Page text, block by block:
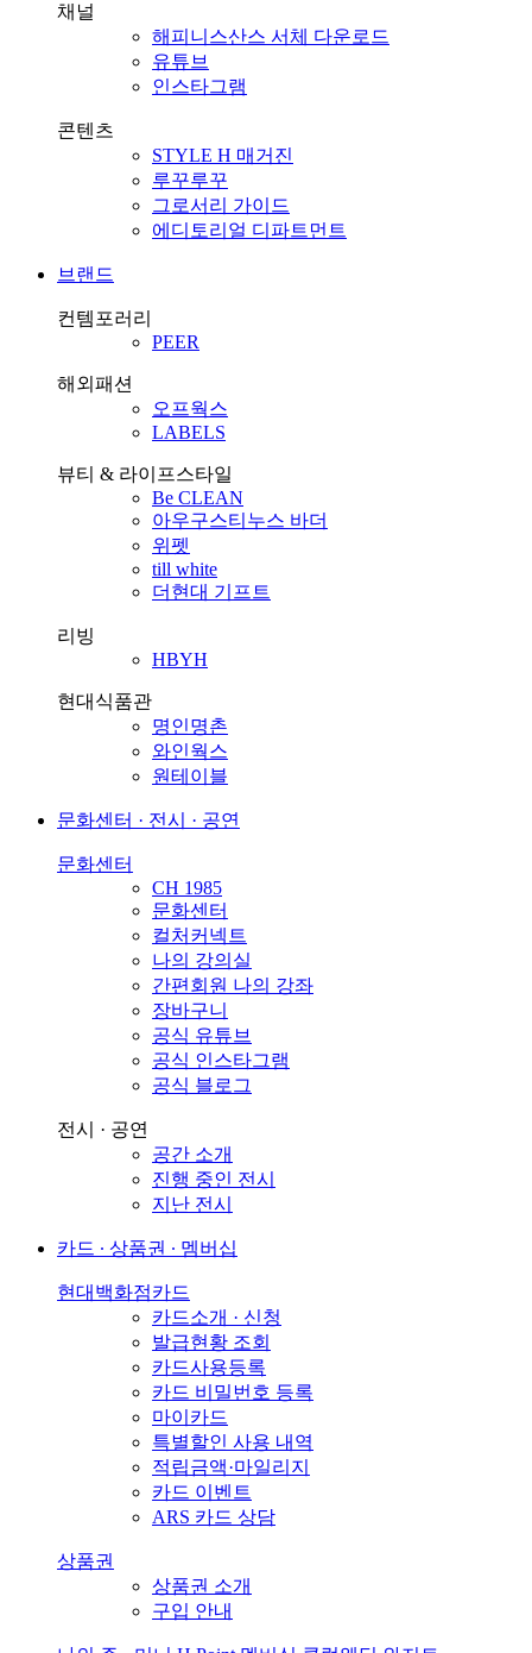
채널
해피니스산스 서체 다운로드
유튜브
인스타그램
콘텐츠
STYLE H 매거진
루꾸루꾸
그로서리 가이드
에디토리얼 디파트먼트
브랜드
컨템포러리
PEER
해외패션
오프웍스
LABELS
뷰티 & 라이프스타일
Be CLEAN
아우구스티누스 바더
위펫
till white
더현대 기프트
리빙
HBYH
현대식품관
명인명촌
와인웍스
원테이블
문화센터 · 전시 · 공연
문화센터
CH 1985
문화센터
컬처커넥트
나의 강의실
간편회원 나의 강좌
장바구니
공식 유튜브
공식 인스타그램
공식 블로그
전시 · 공연
공간 소개
진행 중인 전시
지난 전시
카드 ∙ 상품권 ∙ 멤버십
현대백화점카드
카드소개 · 신청
발급현황 조회
카드사용등록
카드 비밀번호 등록
마이카드
특별할인 사용 내역
적립금액·마일리지
카드 이벤트
ARS 카드 상담
상품권
상품권 소개
구입 안내